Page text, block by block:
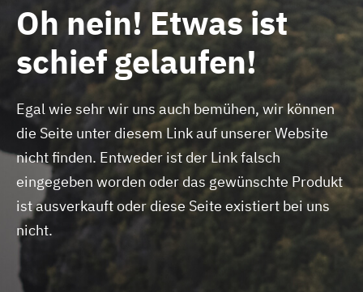
Oh nein! Etwas ist
schief gelaufen!
Egal wie sehr wir uns auch bemühen, wir können
die Seite unter diesem Link auf unserer Website
nicht finden. Entweder ist der Link falsch
eingegeben worden oder das gewünschte Produkt
ist ausverkauft oder diese Seite existiert bei uns
nicht.